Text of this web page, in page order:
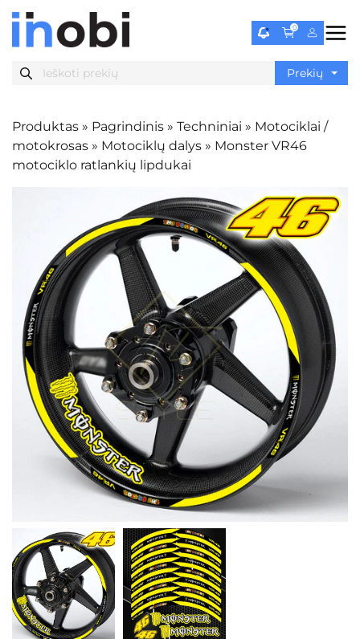
0
Produktas » Pagrindinis » Techniniai » Motociklai /
motokrosas » Motociklų dalys » Monster VR46
motociklo ratlankių lipdukai